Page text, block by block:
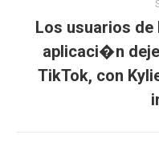
Los usuarios de
aplicaci�n
TikTok, con